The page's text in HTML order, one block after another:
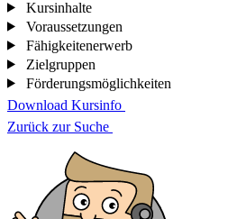
Kursinhalte
Voraussetzungen
Fähigkeitenerwerb
Zielgruppen
Förderungsmöglichkeiten
Download Kursinfo
Zurück zur Suche